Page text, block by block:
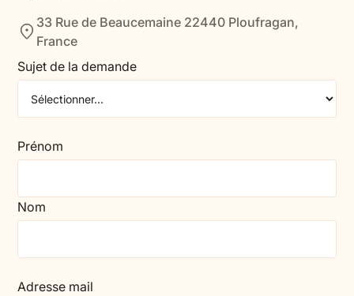
33 Rue de Beaucemaine 22440 Ploufragan,
France
Sujet de la demande
Prénom
Nom
Adresse mail